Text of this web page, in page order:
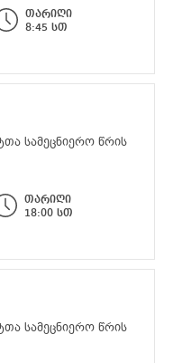
თარიღი
8:45 სთ
სამეცნიერო წრის
თარიღი
18:00 სთ
სამეცნიერო წრის